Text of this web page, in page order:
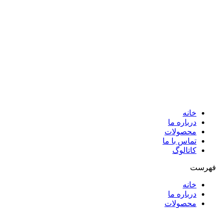
خانه
درباره ما
محصولات
تماس با ما
کاتالوگ
فهرست
خانه
درباره ما
محصولات